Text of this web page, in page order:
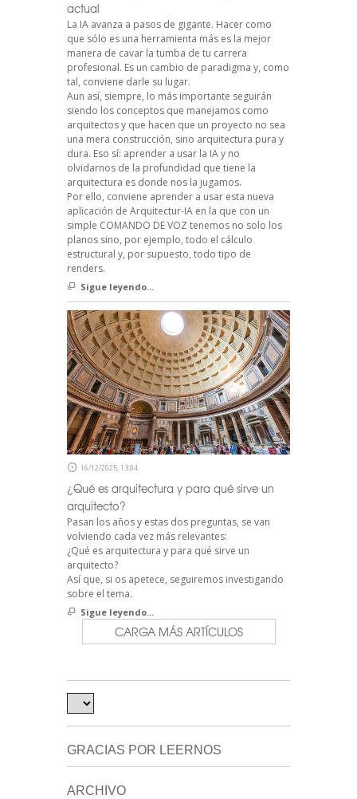
actual
La IA avanza a pasos de gigante. Hacer como
que sólo es una herramienta más es la mejor
manera de cavar la tumba de tu carrera
profesional. Es un cambio de paradigma y, como
tal, conviene darle su lugar.
Aun así, siempre, lo más importante seguirán
siendo los conceptos que manejamos como
arquitectos y que hacen que un proyecto no sea
una mera construcción, sino arquitectura pura y
dura. Eso sí: aprender a usar la IA y no
olvidarnos de la profundidad que tiene la
arquitectura es donde nos la jugamos.
Por ello, conviene aprender a usar esta nueva
aplicación de Arquitectur-IA en la que con un
simple COMANDO DE VOZ tenemos no solo los
planos sino, por ejemplo, todo el cálculo
estructural y, por supuesto, todo tipo de
renders.
Sigue leyendo...
16/12/2025, 13:04
¿Qué es arquitectura y para qué sirve un
arquitecto?
Pasan los años y estas dos preguntas, se van
volviendo cada vez más relevantes:
¿Qué es arquitectura y para qué sirve un
arquitecto?
Así que, si os apetece, seguiremos investigando
sobre el tema.
Sigue leyendo...
CARGA MÁS ARTÍCULOS
GRACIAS POR LEERNOS
ARCHIVO